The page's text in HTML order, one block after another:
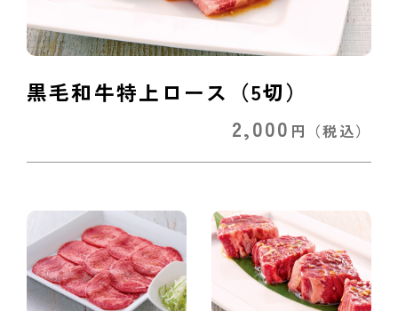
黒毛和牛特上ロース（5切）
2,000 円 （税込）